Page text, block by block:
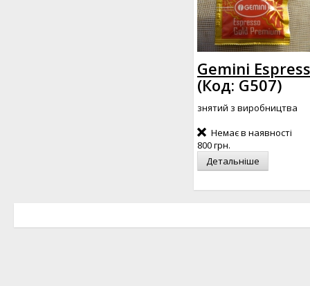
Gemini
(Код: G507)
знятий з виробництва
Немає в наявності
800 грн.
Детальніше